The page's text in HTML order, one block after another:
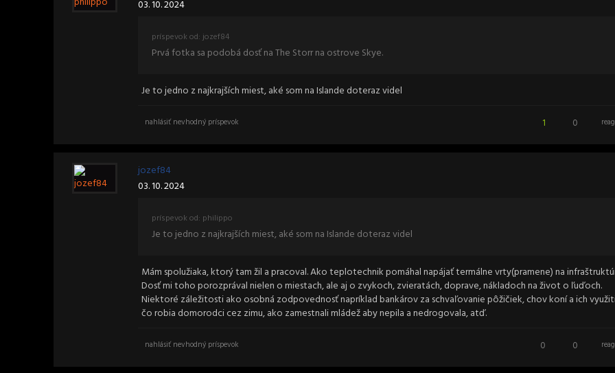
03. 10. 2024
príspevok od: jozef84
Prvá fotka sa podobá dosť na The Storr na ostrove Skye.
Je to jedno z najkrajších miest, aké som na Islande doteraz videl
nahlásiť nevhodný príspevok 0
1
jozef84
03. 10. 2024
príspevok od: philippo
Je to jedno z najkrajších miest, aké som na Islande doteraz videl
Mám spolužiaka, ktorý tam žil a pracoval. Ako teplotechnik pomáhal napájať termálne vrty(pramene) na
Dosť mi toho porozprával nielen o miestach, ale aj o zvykoch, zvieratách, doprave, nákladoch na život o ľuďoch.
Niektoré záležitosti ako osobná zodpovednosť napríklad bankárov za schvaľovanie pôžičiek, chov koní a ich
čo robia domorodci cez zimu, ako zamestnali mládež aby nepila a nedrogovala, atď.
nahlásiť nevhodný príspevok 0
0